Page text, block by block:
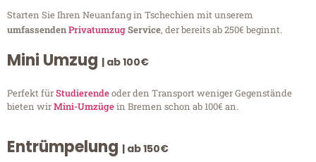
Starten Sie Ihren Neuanfang in Tschechien mit unserem
umfassendenPrivatumzugService, der bereits ab 250€ beginnt.
Mini Umzug | ab 100€
Perfekt fürStudierendeoder den Transport weniger Gegenstände
bieten wirMini-Umzügein Bremen schon ab 100€ an.
Entrümpelung | ab 150€